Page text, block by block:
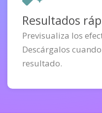
Resultados
Previsualiza los
Descárgalos
resultado.